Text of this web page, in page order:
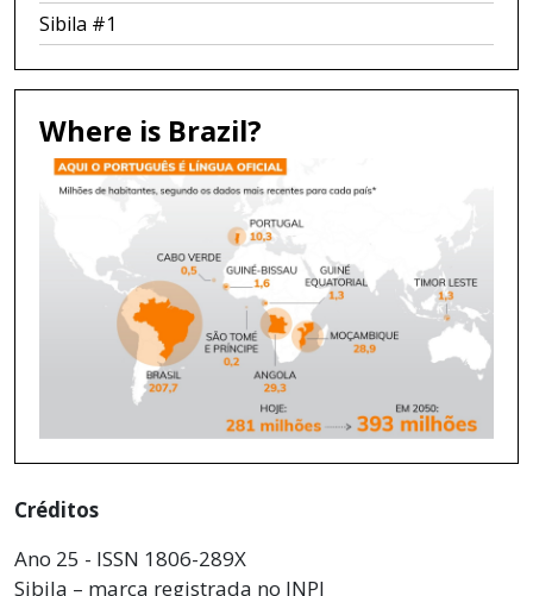
Sibila #1
Where is Brazil?
Créditos
Ano 25 - ISSN 1806-289X
Sibila – marca registrada no INPI